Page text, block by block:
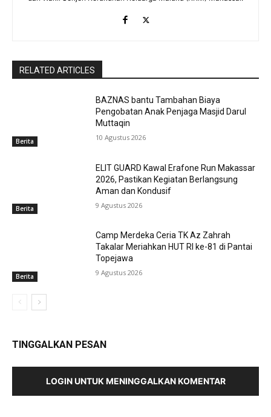
RELATED ARTICLES
Berita
BAZNAS bantu Tambahan Biaya
Pengobatan Anak Penjaga Masjid Darul
Muttaqin
10 Agustus 2026
Berita
ELIT GUARD Kawal Erafone Run Makassar
2026, Pastikan Kegiatan Berlangsung
Aman dan Kondusif
9 Agustus 2026
Berita
Camp Merdeka Ceria TK Az Zahrah
Takalar Meriahkan HUT RI ke-81 di Pantai
Topejawa
9 Agustus 2026
TINGGALKAN PESAN
LOGIN UNTUK MENINGGALKAN KOMENTAR